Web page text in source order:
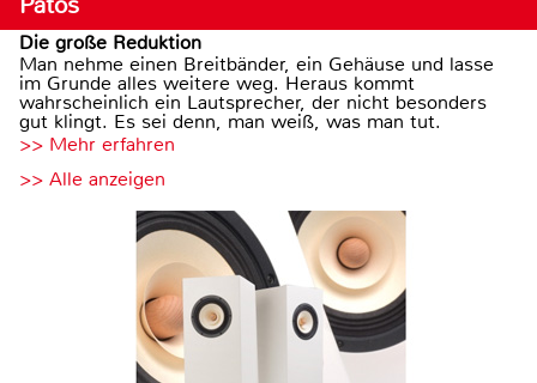
Die große Reduktion
Man nehme einen Breitbänder, ein Gehäuse und lasse
im Grunde alles weitere weg. Heraus kommt
wahrscheinlich ein Lautsprecher, der nicht besonders
gut klingt. Es sei denn, man weiß, was man tut.
>> Mehr erfahren
>> Alle anzeigen